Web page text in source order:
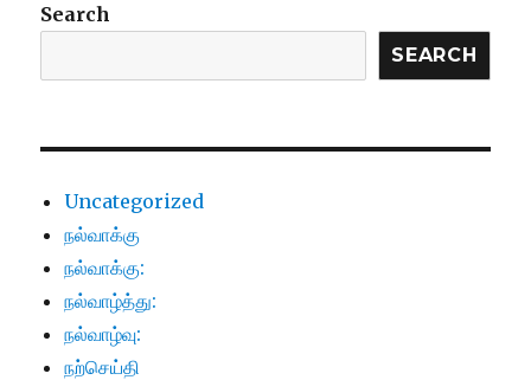
Search
SEARCH
Uncategorized
நல்வாக்கு
நல்வாக்கு:
நல்வாழ்த்து:
நல்வாழ்வு:
நற்செய்தி